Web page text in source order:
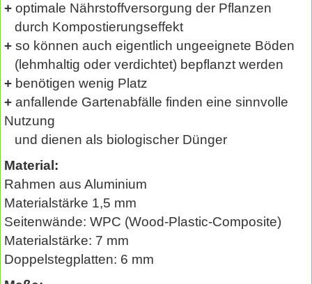
+ optimale Nährstoffversorgung der Pflanzen
durch Kompostierungseffekt
+ so können auch eigentlich ungeeignete Böden
(lehmhaltig oder verdichtet) bepflanzt werden
+ benötigen wenig Platz
+ anfallende Gartenabfälle finden eine sinnvolle
Nutzung
und dienen als biologischer Dünger
Material:
Rahmen aus Aluminium
Materialstärke 1,5 mm
Seitenwände: WPC (Wood-Plastic-Composite)
Materialstärke: 7 mm
Doppelstegplatten: 6 mm